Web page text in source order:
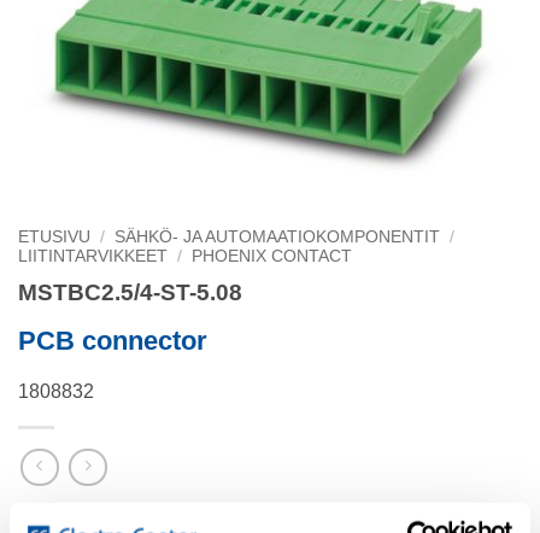
ETUSIVU / SÄHKÖ- JA AUTOMAATIOKOMPONENTIT /
LIITINTARVIKKEET / PHOENIX CONTACT
MSTBC2.5/4-ST-5.08
PCB connector
1808832
Kirjaudu sisään nähdäksesi hinnat ja käyttääksesi